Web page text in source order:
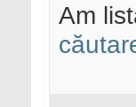
Am